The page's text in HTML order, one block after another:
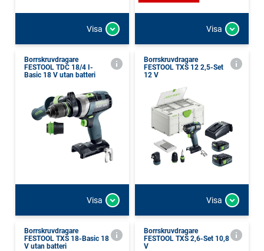
Visa Visa
Borrskruvdragare
FESTOOL TDC 18/4 I-
Basic 18 V utan batteri
Visa
Borrskruvdragare
FESTOOL TXS 12 2,5-Set
12 V
Visa
Borrskruvdragare
FESTOOL TXS 18-Basic 18
V utan batteri
Borrskruvdragare
FESTOOL TXS 2,6-Set 10,8
V